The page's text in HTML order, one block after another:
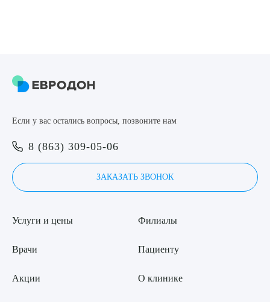
Если у вас остались вопросы, позвоните нам
8 (863) 309-05-06
ЗАКАЗАТЬ ЗВОНОК
Услуги и цены
Врачи
Акции
Филиалы
Пациенту
О клинике